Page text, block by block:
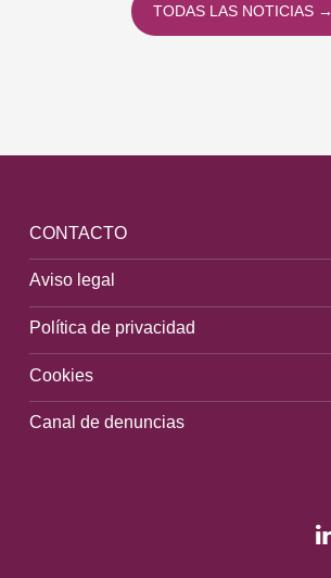
TODAS LAS NOTICIAS →
CONTACTO
Aviso legal
Política de privacidad
Cookies
Canal de denuncias